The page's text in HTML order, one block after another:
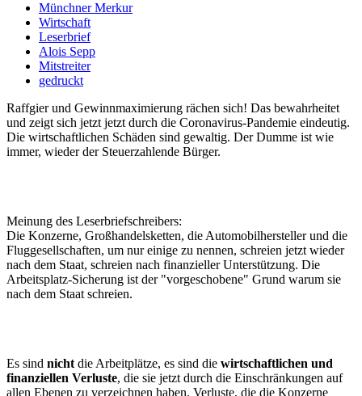
Münchner Merkur
Wirtschaft
Leserbrief
Alois Sepp
Mitstreiter
gedruckt
Raffgier und Gewinnmaximierung rächen sich! Das bewahrheitet
und zeigt sich jetzt jetzt durch die Coronavirus-Pandemie eindeutig.
Die wirtschaftlichen Schäden sind gewaltig. Der Dumme ist wie
immer, wieder der Steuerzahlende Bürger.
Meinung des Leserbriefschreibers:
Die Konzerne, Großhandelsketten, die Automobilhersteller und die
Fluggesellschaften, um nur einige zu nennen, schreien jetzt wieder
nach dem Staat, schreien nach finanzieller Unterstützung. Die
Arbeitsplatz-Sicherung ist der "vorgeschobene" Grund warum sie
nach dem Staat schreien.
Es sind nicht die Arbeitplätze, es sind die wirtschaftlichen und
finanziellen Verluste, die sie jetzt durch die Einschränkungen auf
allen Ebenen zu verzeichnen haben. Verluste, die die Konzerne